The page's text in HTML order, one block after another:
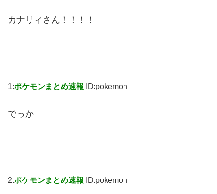
カナリィさん！！！！
1:ポケモンまとめ速報 ID:pokemon
でっか
2:ポケモンまとめ速報 ID:pokemon